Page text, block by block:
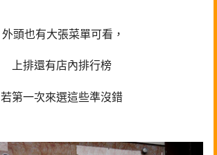
外頭也有大張菜單可看，
上排還有店內排行榜
若第一次來選這些準沒錯